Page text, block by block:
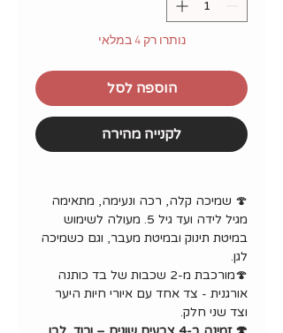
נותרו רק 4 במלאי
הוספה לסל
לקנייה מהירה
🍄 שמיכה קלה, רכה ונעימה, מתאימה
מגיל לידה ועד גיל 5. מעולה לשימוש
במיטת תינוק ובמיטת מעבר, וגם כשמיכה
לגן.
🍄מורכבת מ-2 שכבות של בד כותנה
אורגנית - צד אחד עם איורי חיות היער
וצד שני חלק.